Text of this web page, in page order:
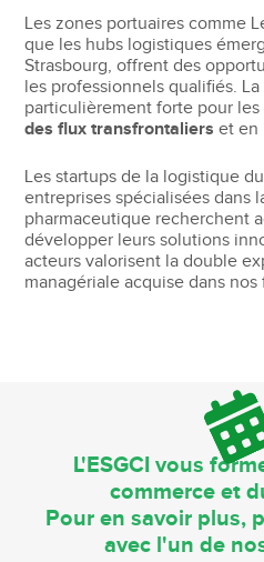
Les zones portuaires comme
que les hubs logistiques
Strasbourg, offrent des
les professionnels qualifiés.
particulièrement forte pour
des flux transfrontaliers et en
Les startups de la logistique
entreprises spécialisées dans
pharmaceutique recherchent
développer leurs solutions
acteurs valorisent la double
managériale acquise dans nos
L'ESGCI vous
commerce et
Pour en savoir plus,
avec l'un de